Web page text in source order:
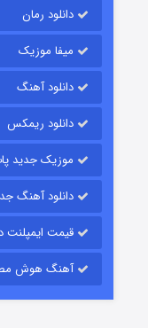
دانلود رمان
میفا موزیک
دانلود آهنگ
دانلود ریمکس
موزیک جدید
دانلود آهنگ
قیمت ایمپلنت
آهنگ هوش